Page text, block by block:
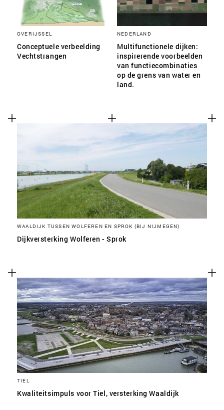
OVERIJSSEL
Conceptuele verbeelding
Vechtstrangen
NEDERLAND
Multifunctionele dijken:
inspirerende voorbeelden
van functiecombinaties
op de grens van water en
land.
WAALDIJK TUSSEN WOLFEREN EN SPROK (BIJ NIJMEGEN)
Dijkversterking Wolferen - Sprok
TIEL
Kwaliteitsimpuls voor Tiel, versterking Waaldijk